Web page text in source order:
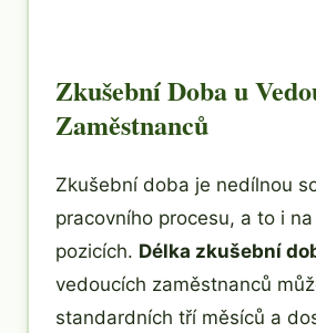
Zkušební Doba u
Zaměstnanců
Zkušební doba je nedílnou
pracovního procesu, a to i
pozicích. Délka zkušební
vedoucích zaměstnanců
standardních tří měsíců a